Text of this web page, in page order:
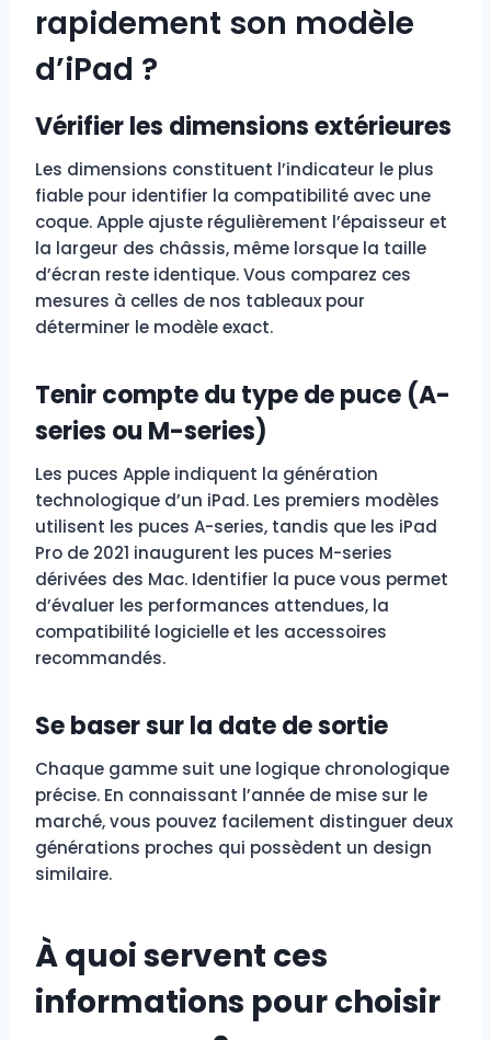
rapidement son modèle
d’iPad ?
Vérifier les dimensions extérieures
Les dimensions constituent l’indicateur le plus
fiable pour identifier la compatibilité avec une
coque. Apple ajuste régulièrement l’épaisseur et
la largeur des châssis, même lorsque la taille
d’écran reste identique. Vous comparez ces
mesures à celles de nos tableaux pour
déterminer le modèle exact.
Tenir compte du type de puce (A-
series ou M-series)
Les puces Apple indiquent la génération
technologique d’un iPad. Les premiers modèles
utilisent les puces A-series, tandis que les iPad
Pro de 2021 inaugurent les puces M-series
dérivées des Mac. Identifier la puce vous permet
d’évaluer les performances attendues, la
compatibilité logicielle et les accessoires
recommandés.
Se baser sur la date de sortie
Chaque gamme suit une logique chronologique
précise. En connaissant l’année de mise sur le
marché, vous pouvez facilement distinguer deux
générations proches qui possèdent un design
similaire.
À quoi servent ces
informations pour choisir